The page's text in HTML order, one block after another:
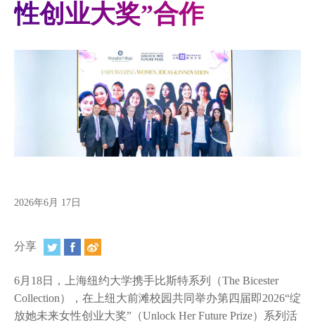
新闻与媒体报道
视频
上海纽约大学汇刊
活动纵览
学生说
性创业大奖”合作
2026年6月 17日
分享
6月18日，上海纽约大学携手比斯特系列（The Bicester
Collection），在上纽大前滩校园共同举办第四届即2026“绽
放她未来女性创业大奖”（Unlock Her Future Prize）系列活